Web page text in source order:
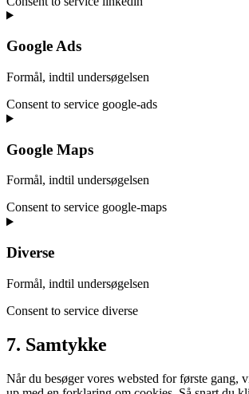
Google Ads
Formål, indtil undersøgelsen
Consent to service google-ads
Google Maps
Formål, indtil undersøgelsen
Consent to service google-maps
Diverse
Formål, indtil undersøgelsen
Consent to service diverse
7. Samtykke
Når du besøger vores websted for første gang,